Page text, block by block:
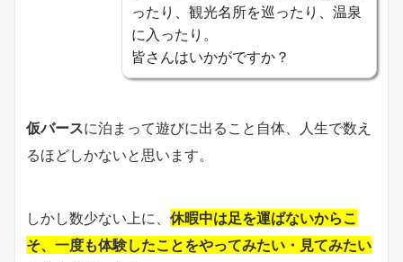
ったり、観光名所を巡ったり、温泉
に入ったり。
皆さんはいかがですか？
仮バースに泊まって遊びに出ること自体、人生で数え
るほどしかないと思います。
しかし数少ない上に、 休暇中は足を運ばないからこ
そ、一度も体験したことをやってみたい・見てみたい